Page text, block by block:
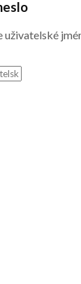
uživatelské